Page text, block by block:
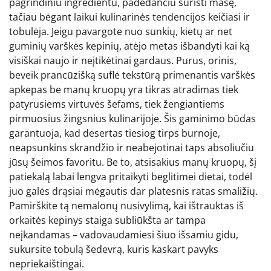
tačiau bėgant laikui kulinarinės tendencijos keičiasi ir
tobulėja. Jeigu pavargote nuo sunkių, kietų ar net
guminių varškės kepinių, atėjo metas išbandyti kai ką
visiškai naujo ir neįtikėtinai gardaus. Purus, orinis,
beveik prancūzišką suflė tekstūrą primenantis varškės
apkepas be manų kruopų yra tikras atradimas tiek
patyrusiems virtuvės šefams, tiek žengiantiems
pirmuosius žingsnius kulinarijoje. Šis gaminimo būdas
garantuoja, kad desertas tiesiog tirps burnoje,
neapsunkins skrandžio ir neabejotinai taps absoliučiu
jūsų šeimos favoritu. Be to, atsisakius manų kruopų, šį
patiekalą labai lengva pritaikyti beglitimei dietai, todėl
juo galės drąsiai mėgautis dar platesnis ratas smaližių.
Pamirškite tą nemalonų nusivylimą, kai ištrauktas iš
orkaitės kepinys staiga subliūkšta ar tampa
neįkandamas – vadovaudamiesi šiuo išsamiu gidu,
sukursite tobulą šedevrą, kuris kaskart pavyks
nepriekaištingai.